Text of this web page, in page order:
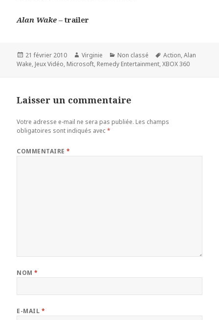
Alan Wake – trailer
Publié
le
21 février 2010 Auteur
Virginie Catégories
Non classé
Mots-
clés
Action,Alan
Wake, Jeux Vidéo, Microsoft, Remedy Entertainment,XBOX 360
Laisser un commentaire
Votre adresse e-mail ne sera pas publiée. Les champs
obligatoires sont indiqués avec*
COMMENTAIRE*
NOM*
E-MAIL *